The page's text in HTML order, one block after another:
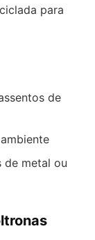
para
de
de metal ou